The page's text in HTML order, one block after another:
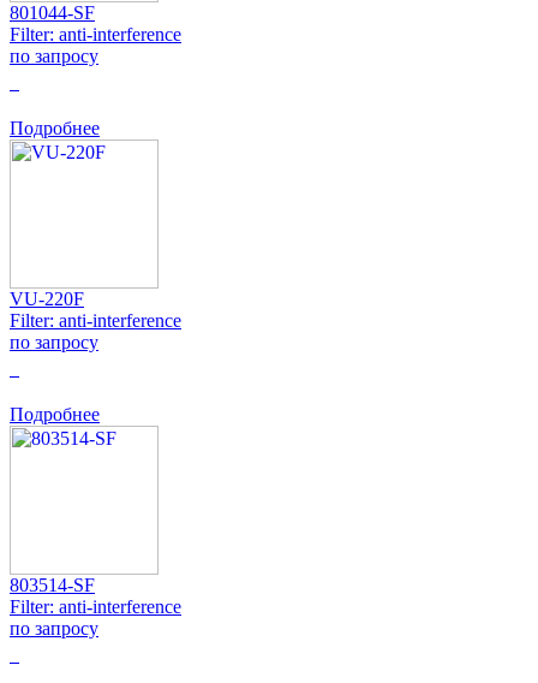
801044-SF
Filter: anti-interference
по запросу
Подробнее
VU-220F
Filter: anti-interference
по запросу
Подробнее
803514-SF
Filter: anti-interference
по запросу